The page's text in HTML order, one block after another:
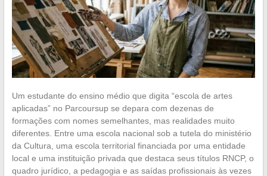
Um estudante do ensino médio que digita “escola de artes
aplicadas” no Parcoursup se depara com dezenas de
formações com nomes semelhantes, mas realidades muito
diferentes. Entre uma escola nacional sob a tutela do ministério
da Cultura, uma escola territorial financiada por uma entidade
local e uma instituição privada que destaca seus títulos RNCP, o
quadro jurídico, a pedagogia e as saídas profissionais às vezes